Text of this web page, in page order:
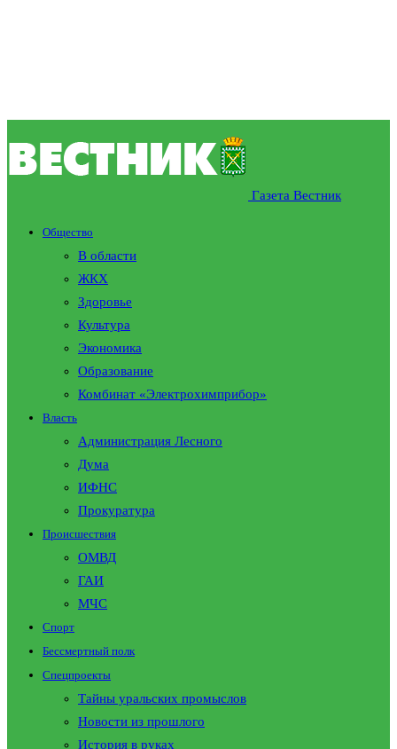
Газета Вестник
Общество
В области
ЖКХ
Здоровье
Культура
Экономика
Образование
Комбинат «Электрохимприбор»
Власть
Администрация Лесного
Дума
ИФНС
Прокуратура
Происшествия
ОМВД
ГАИ
МЧС
Спорт
Бессмертный полк
Спецпроекты
Тайны уральских промыслов
Новости из прошлого
История в руках